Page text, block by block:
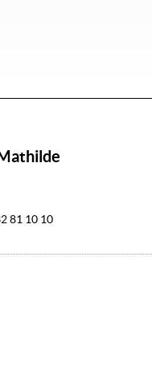
81 10 10